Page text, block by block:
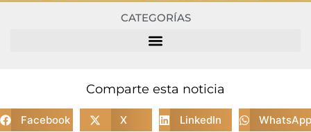
CATEGORÍAS
Comparte esta noticia
Facebook X LinkedIn WhatsApp